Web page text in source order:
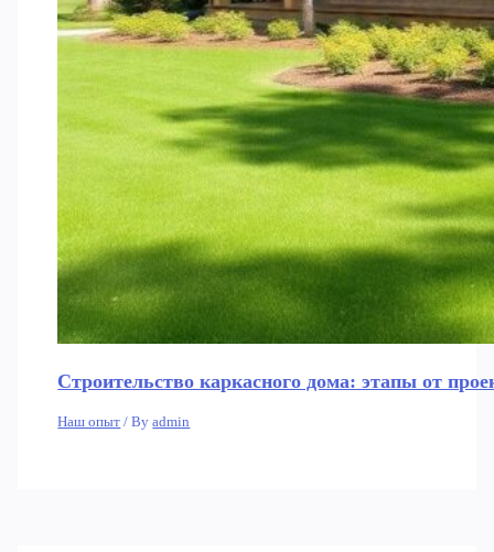
Строительство каркасного дома: этапы от
Наш опыт / Byadmin